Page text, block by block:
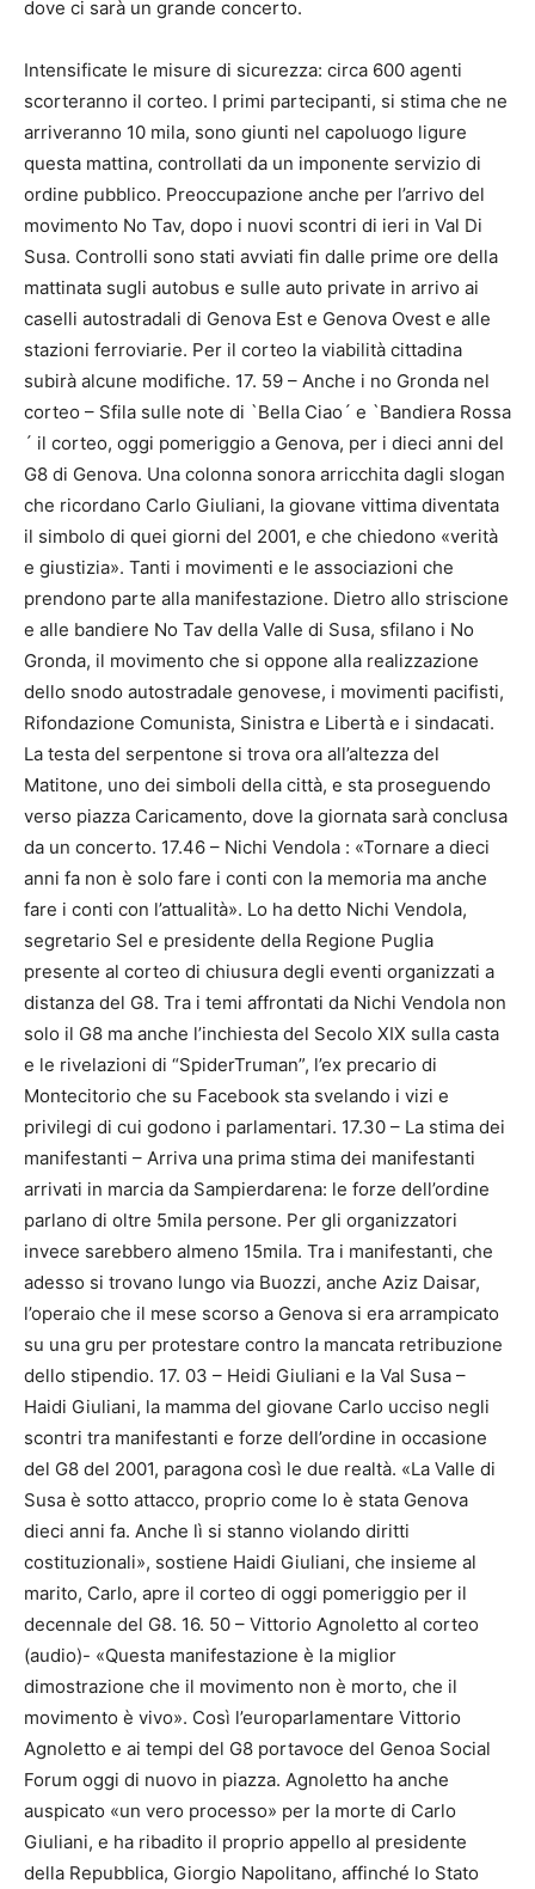
dove ci sarà un grande concerto.
Intensificate le misure di sicurezza: circa 600 agenti
scorteranno il corteo. I primi partecipanti, si stima che ne
arriveranno 10 mila, sono giunti nel capoluogo ligure
questa mattina, controllati da un imponente servizio di
ordine pubblico. Preoccupazione anche per l’arrivo del
movimento No Tav, dopo i nuovi scontri di ieri in Val Di
Susa. Controlli sono stati avviati fin dalle prime ore della
mattinata sugli autobus e sulle auto private in arrivo ai
caselli autostradali di Genova Est e Genova Ovest e alle
stazioni ferroviarie. Per il corteo la viabilità cittadina
subirà alcune modifiche. 17. 59 – Anche i no Gronda nel
corteo – Sfila sulle note di `Bella Ciao´ e `Bandiera Rossa
´ il corteo, oggi pomeriggio a Genova, per i dieci anni del
G8 di Genova. Una colonna sonora arricchita dagli slogan
che ricordano Carlo Giuliani, la giovane vittima diventata
il simbolo di quei giorni del 2001, e che chiedono «verità
e giustizia». Tanti i movimenti e le associazioni che
prendono parte alla manifestazione. Dietro allo striscione
e alle bandiere No Tav della Valle di Susa, sfilano i No
Gronda, il movimento che si oppone alla realizzazione
dello snodo autostradale genovese, i movimenti pacifisti,
Rifondazione Comunista, Sinistra e Libertà e i sindacati.
La testa del serpentone si trova ora all’altezza del
Matitone, uno dei simboli della città, e sta proseguendo
verso piazza Caricamento, dove la giornata sarà conclusa
da un concerto. 17.46 – Nichi Vendola : «Tornare a dieci
anni fa non è solo fare i conti con la memoria ma anche
fare i conti con l’attualità». Lo ha detto Nichi Vendola,
segretario Sel e presidente della Regione Puglia
presente al corteo di chiusura degli eventi organizzati a
distanza del G8. Tra i temi affrontati da Nichi Vendola non
solo il G8 ma anche l’inchiesta del Secolo XIX sulla casta
e le rivelazioni di “SpiderTruman”, l’ex precario di
Montecitorio che su Facebook sta svelando i vizi e
privilegi di cui godono i parlamentari. 17.30 – La stima dei
manifestanti – Arriva una prima stima dei manifestanti
arrivati in marcia da Sampierdarena: le forze dell’ordine
parlano di oltre 5mila persone. Per gli organizzatori
invece sarebbero almeno 15mila. Tra i manifestanti, che
adesso si trovano lungo via Buozzi, anche Aziz Daisar,
l’operaio che il mese scorso a Genova si era arrampicato
su una gru per protestare contro la mancata retribuzione
dello stipendio. 17. 03 – Heidi Giuliani e la Val Susa –
Haidi Giuliani, la mamma del giovane Carlo ucciso negli
scontri tra manifestanti e forze dell’ordine in occasione
del G8 del 2001, paragona così le due realtà. «La Valle di
Susa è sotto attacco, proprio come lo è stata Genova
dieci anni fa. Anche lì si stanno violando diritti
costituzionali», sostiene Haidi Giuliani, che insieme al
marito, Carlo, apre il corteo di oggi pomeriggio per il
decennale del G8. 16. 50 – Vittorio Agnoletto al corteo
(audio)- «Questa manifestazione è la miglior
dimostrazione che il movimento non è morto, che il
movimento è vivo». Così l’europarlamentare Vittorio
Agnoletto e ai tempi del G8 portavoce del Genoa Social
Forum oggi di nuovo in piazza. Agnoletto ha anche
auspicato «un vero processo» per la morte di Carlo
Giuliani, e ha ribadito il proprio appello al presidente
della Repubblica, Giorgio Napolitano, affinché lo Stato